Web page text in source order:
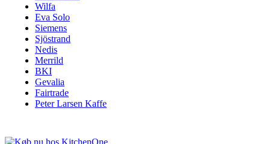
Wilfa
Eva Solo
Siemens
Sjöstrand
Nedis
Merrild
BKI
Gevalia
Fairtrade
Peter Larsen Kaffe